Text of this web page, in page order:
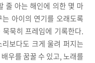
줄 아는 해인에 의한 몇 마
아이의 연기를 오래도록
묵히 프레임에 기록한다.
보다도 크게 울려 퍼지는
우를 꿈꿀 수 있고, 노래를